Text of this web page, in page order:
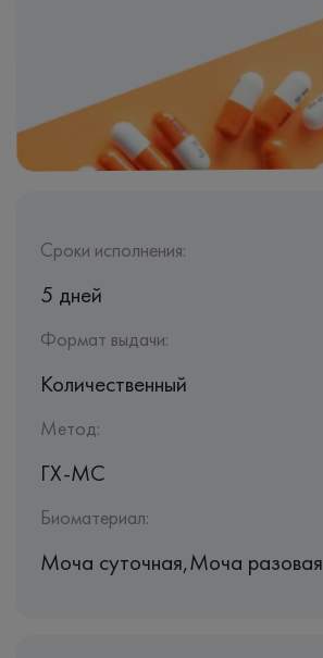
Сроки исполнения:
5 дней
Формат выдачи:
Количественный
Метод:
ГХ-МС
Биоматериал:
Моча суточная,Моча разовая